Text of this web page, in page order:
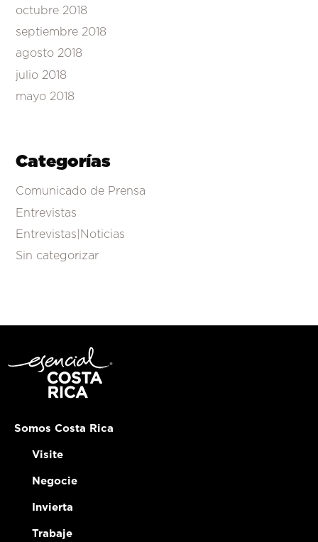
octubre 2018
septiembre 2018
agosto 2018
julio 2018
mayo 2018
Categorías
Comunicado de Prensa
Entrevistas
Entrevistas|Noticias
Sin categorizar
Somos Costa Rica
Visite
Negocie
Invierta
Trabaje